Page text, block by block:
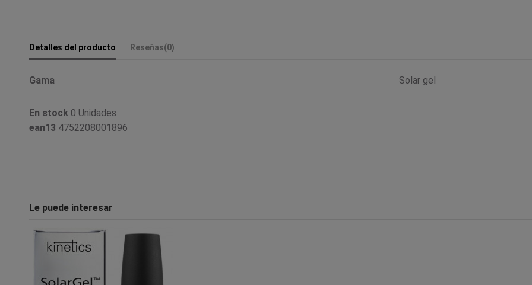
Detalles del producto Reseñas(0)
Gama Solar gel
En stock 0 Unidades
ean13 4752208001896
Le puede interesar